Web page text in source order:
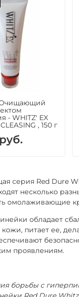
Очищающий
- WHITZ' EX
, 150 г
серия Red Dure
несколько
омолаживающие
обладает
питает ее,
проявлениям.
борьбы с